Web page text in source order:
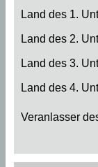
Land des 1.
Land des 2.
Land des 3.
Land des 4.
Veranlasser